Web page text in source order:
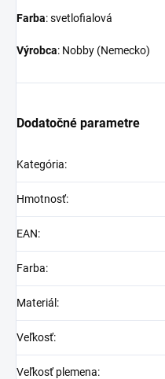
Farba: svetlofialová
Výrobca: Nobby (Nemecko)
Dodatočné parametre
Kategória:
Hmotnosť:
EAN:
Farba:
Materiál :
Veľkosť:
Veľkosť plemena: